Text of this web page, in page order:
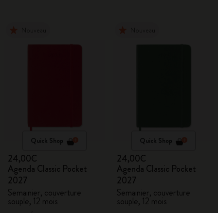
Quick Shop
24,00€
Agenda Classic Pocket
2027
Semainier, couverture
souple, 12 mois
Quick Shop
24,00€
Agenda Classic Pocket
2027
Semainier, couverture
souple, 12 mois